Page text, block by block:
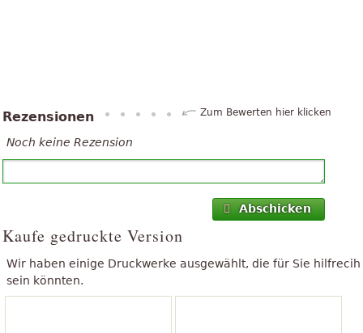
Rezensionen Zum Bewerten hier klicken
Noch keine Rezension
Abschicken
Kaufe gedruckte Version
Wir haben einige Druckwerke ausgewählt, die für Sie hilfrecih
sein könnten.